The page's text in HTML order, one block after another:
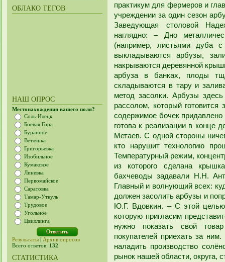
ОБЛАКО ТЕГОВ
НАШ ОПРОС
Местонахождения вашего поля?
Соль-Илецк
Боевая Гора
Буранное
Ветлянка
Григорьевка
Изобильное
Кумакское
Линевка
Первомайское
Саратовка
Тамар-Уткуль
Трудовое
Угольное
Цвиллинга
Результаты | Архив опросов
Всего ответов: 132
СТАТИСТИКА
практикум для фермеров и
учреждении за один сезон
Заведующая столовой
наглядно: – Дно
(например, листьями дуба
выкладываются арбузы,
накрываются деревянной
арбуза в банках, плоды
складываются в тару и
метод засолки. Арбузы
рассолом, который готовится
содержимое бочек придавлено
готова к реализации в конце
Метаев. С одной стороны
кто нарушит технологию
Температурный режим,
из которого сделана
бахчеводы задавали Н.Н.
Главный и волнующий всех:
должен засолить арбузы и
Ю.Г. Вдовкин. – С этой
которую пригласим
нужно показать свой
покупателей приехать за
наладить производство
рынок нашей области, округа,